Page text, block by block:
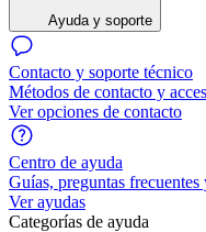
Ayuda y soporte
Contacto y soporte técnico
Métodos de contacto y
Ver opciones de contacto
Centro de ayuda
Guías, preguntas
Ver ayudas
Categorías de ayuda